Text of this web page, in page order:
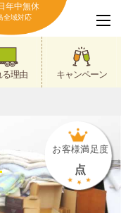
年中無休
全域対応
る理由 キャンペーン
お客様満足度
点